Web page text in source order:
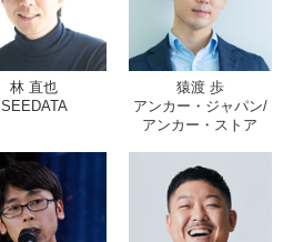
林 直也
SEEDATA
猿渡 歩
アンカー・ジャパン/
アンカー・ストア